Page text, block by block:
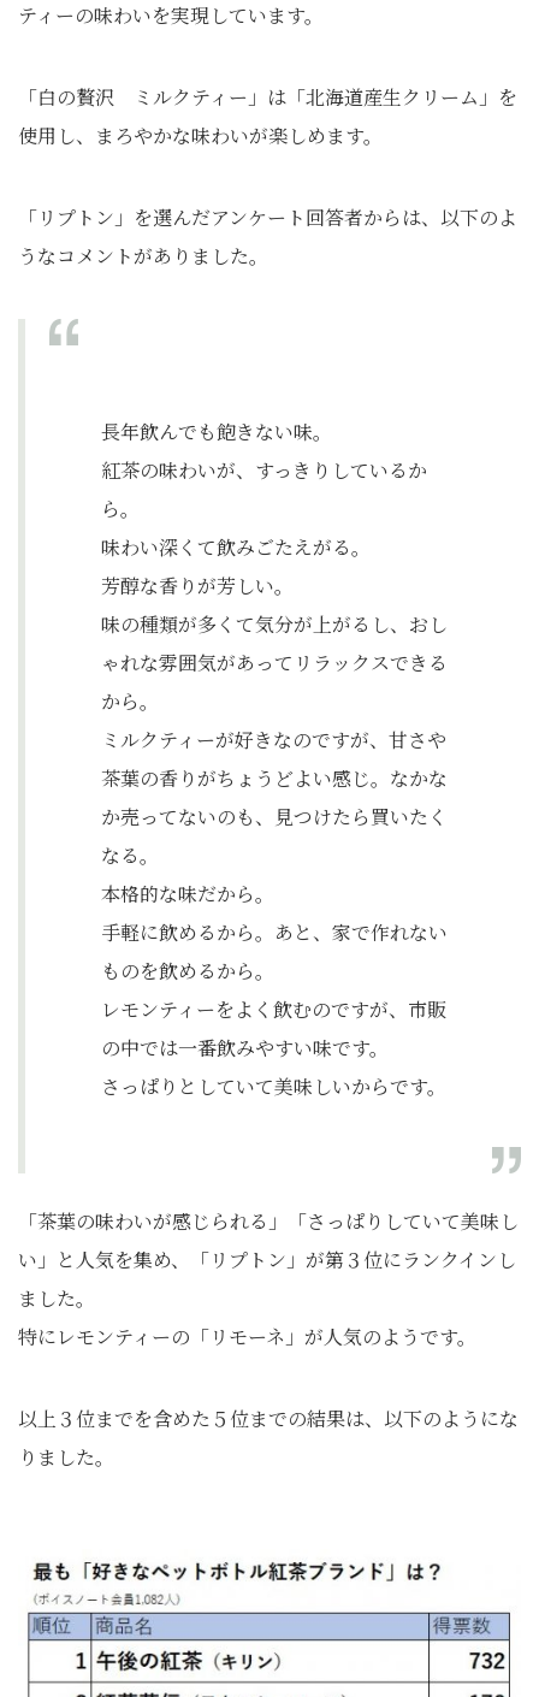
ティーの味わいを実現しています。
「白の贅沢 ミルクティー」は「北海道産生クリーム」を
使用し、まろやかな味わいが楽しめます。
「リプトン」を選んだアンケート回答者からは、以下のよ
うなコメントがありました。
長年飲んでも飽きない味。
紅茶の味わいが、すっきりしているか
ら。
味わい深くて飲みごたえがる。
芳醇な香りが芳しい。
味の種類が多くて気分が上がるし、おし
ゃれな雰囲気があってリラックスできる
から。
ミルクティーが好きなのですが、甘さや
茶葉の香りがちょうどよい感じ。なかな
か売ってないのも、見つけたら買いたく
なる。
本格的な味だから。
手軽に飲めるから。あと、家で作れない
ものを飲めるから。
レモンティーをよく飲むのですが、市販
の中では一番飲みやすい味です。
さっぱりとしていて美味しいからです。
「茶葉の味わいが感じられる」「さっぱりしていて美味し
い」と人気を集め、「リプトン」が第３位にランクインし
ました。
特にレモンティーの「リモーネ」が人気のようです。
以上３位までを含めた５位までの結果は、以下のようにな
りました。